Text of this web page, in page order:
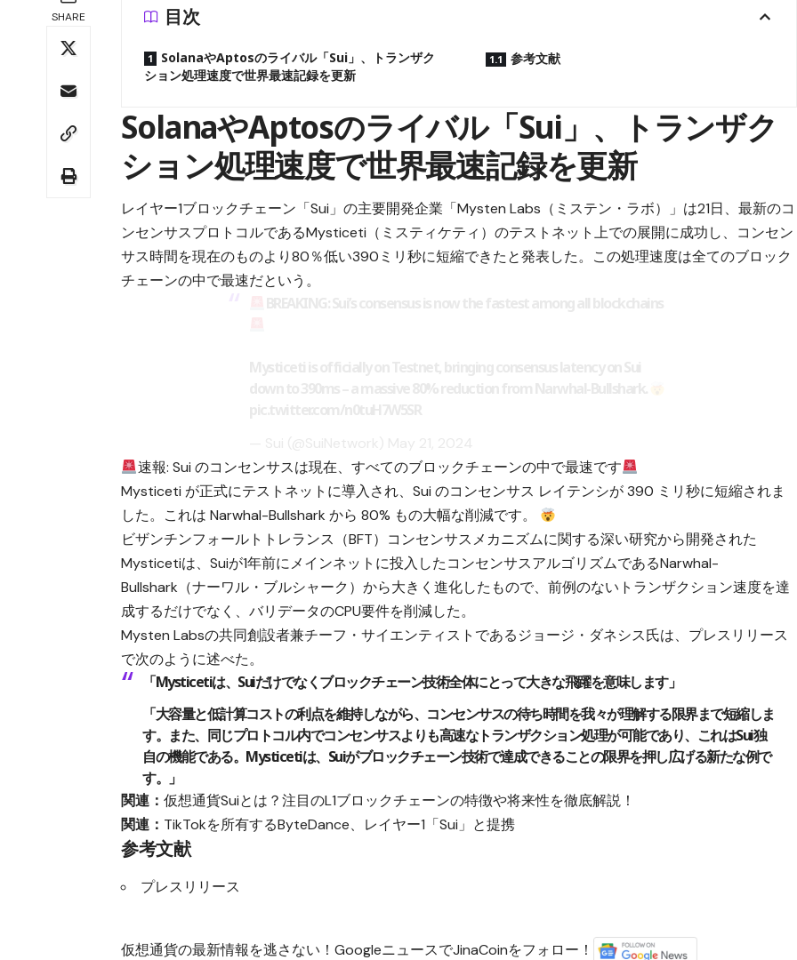
SHARE 目次
SolanaやAptosのライバル「Sui」、トランザク
ション処理速度で世界最速記録を更新
参考文献
SolanaやAptosのライバル「Sui」、トランザク
ション処理速度で世界最速記録を更新
レイヤー1ブロックチェーン「Sui」の主要開発企業「Mysten Labs（ミステン・ラボ）」は21日、最新のコ
ンセンサスプロトコルであるMysticeti（ミスティケティ）のテストネット上での展開に成功し、コンセン
サス時間を現在のものより80％低い390ミリ秒に短縮できたと発表した。この処理速度は全てのブロック
チェーンの中で最速だという。
速報: Sui のコンセンサスは現在、すべてのブロックチェーンの中で最速です
Mysticeti が正式にテストネットに導入され、Sui のコンセンサス レイテンシが 390 ミリ秒に短縮されま
した。これは Narwhal-Bullshark から 80% もの大幅な削減です。
ビザンチンフォールトトレランス（BFT）コンセンサスメカニズムに関する深い研究から開発された
Mysticetiは、Suiが1年前にメインネットに投入したコンセンサスアルゴリズムであるNarwhal-
Bullshark（ナーワル・ブルシャーク）から大きく進化したもので、前例のないトランザクション速度を達
成するだけでなく、バリデータのCPU要件を削減した。
Mysten Labsの共同創設者兼チーフ・サイエンティストであるジョージ・ダネシス氏は、プレスリリース
で次のように述べた。
「Mysticetiは、Suiだけでなくブロックチェーン技術全体にとって大きな飛躍を意味します」
「大容量と低計算コストの利点を維持しながら、コンセンサスの待ち時間を我々が理解する限界まで短縮しま
す。また、同じプロトコル内でコンセンサスよりも高速なトランザクション処理が可能であり、これはSui独
自の機能である。Mysticetiは、Suiがブロックチェーン技術で達成できることの限界を押し広げる新たな例で
す。」
関連：仮想通貨Suiとは？注目のL1ブロックチェーンの特徴や将来性を徹底解説！
関連： TikTokを所有するByteDance、レイヤー1「Sui」と提携
参考文献
プレスリリース
仮想通貨の最新情報を逃さない！GoogleニュースでJinaCoinをフォロー！